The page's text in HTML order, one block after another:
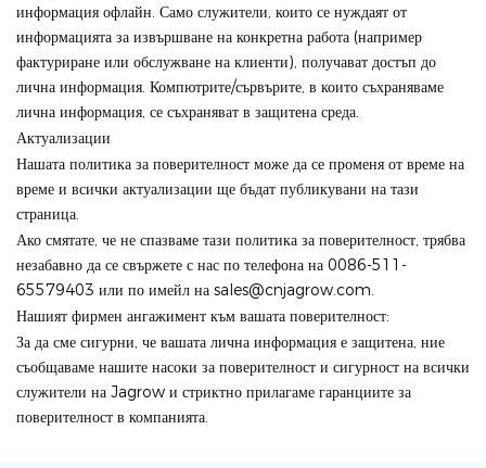
информация офлайн. Само служители, които се нуждаят от
информацията за извършване на конкретна работа (например
фактуриране или обслужване на клиенти), получават достъп до
лична информация. Компютрите/сървърите, в които съхраняваме
лична информация, се съхраняват в защитена среда.
Актуализации
Нашата политика за поверителност може да се променя от време на
време и всички актуализации ще бъдат публикувани на тази
страница.
Ако смятате, че не спазваме тази политика за поверителност, трябва
незабавно да се свържете с нас по телефона на 0086-511-
65579403 или по имейл на sales@cnjagrow.com.
Нашият фирмен ангажимент към вашата поверителност:
За да сме сигурни, че вашата лична информация е защитена, ние
съобщаваме нашите насоки за поверителност и сигурност на всички
служители на Jagrow и стриктно прилагаме гаранциите за
поверителност в компанията.